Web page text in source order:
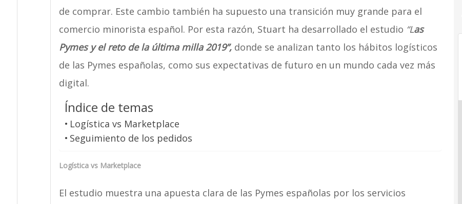
de comprar. Este cambio también ha supuesto una transición muy grande para el
comercio minorista español. Por esta razón, Stuart ha desarrollado el estudio “Las
Pymes y el reto de la última milla 2019”, donde se analizan tanto los hábitos logísticos
de las Pymes españolas, como sus expectativas de futuro en un mundo cada vez más
digital.
Índice de temas
Logística vs Marketplace
Seguimiento de los pedidos
Logística vs Marketplace
El estudio muestra una apuesta clara de las Pymes españolas por los servicios